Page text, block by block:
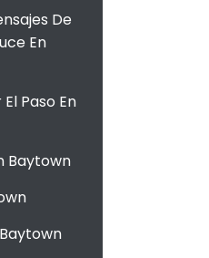
De
En
Paso En
Baytown